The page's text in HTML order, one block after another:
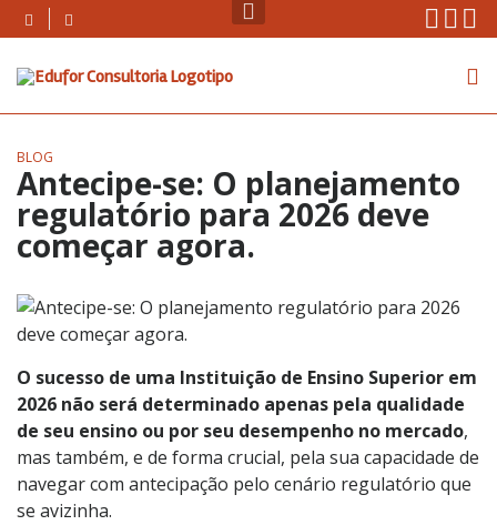
Skip
to
content
BLOG
Antecipe-se: O planejamento
regulatório para 2026 deve
começar agora.
O sucesso de uma Instituição de Ensino Superior em
2026 não será determinado apenas pela qualidade
de seu ensino ou por seu desempenho no mercado,
mas também, e de forma crucial, pela sua capacidade de
navegar com antecipação pelo cenário regulatório que
se avizinha.